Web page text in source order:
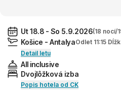
Ut 18.8 - So 5.9.2026(18 nocí/
Košice - AntalyaOdlet 11:15
Detail letu
All inclusive
Dvojlôžková izba
Popis hotela od CK